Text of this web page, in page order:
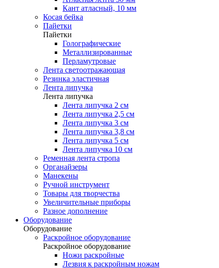
Кант атласный, 10 мм
Косая бейка
Пайетки
Пайетки
Голографические
Металлизированные
Перламутровые
Лента светоотражающая
Резинка эластичная
Лента липучка
Лента липучка
Лента липучка 2 см
Лента липучка 2,5 см
Лента липучка 3 см
Лента липучка 3,8 см
Лента липучка 5 см
Лента липучка 10 см
Ременная лента стропа
Органайзеры
Манекены
Ручной инструмент
Товары для творчества
Увеличительные приборы
Разное дополнение
Оборудование
Оборудование
Раскройное оборудование
Раскройное оборудование
Ножи раскройные
Лезвия к раскройным ножам